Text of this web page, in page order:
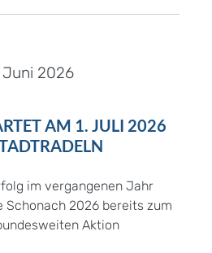
Juni 2026
AM 1. JULI 2026
im vergangenen Jahr
Schonach 2026 bereits zum
Aktion